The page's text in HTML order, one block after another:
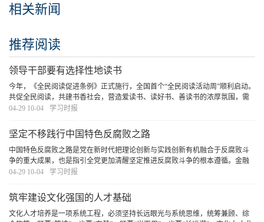
相关新闻
推荐阅读
领导干部要有选择性地读书
今年，《全民阅读促进条例》正式施行，全国首个“全民阅读活动周”顺利启动。
共促全民阅读，共建书香社会，营造爱读书、读好书、善读书的浓厚氛围，需
要领导干部率先垂范，既要在“爱读书”“善读书”上下功夫，更要在“读好书”上见
04-29 10-04 学习时报
坚定不移践行中国特色反腐败之路
中国特色反腐败之路是党在新时代把理论创新与实践创新有机融合于反腐败斗
争的重大成果，也是指引全党更加清醒坚定推进反腐败斗争的根本遵循。金融
是深化整治腐败的重点领域，必须坚定不移践行中国特色反腐败之路，打好金
04-29 10-04 学习时报
筑牢建设文化强国的人才基础
文化人才培养是一项系统工程，必须坚持长远眼光与系统思维，统筹兼顾、综